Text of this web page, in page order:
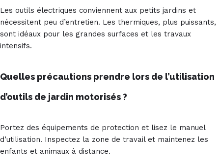
Les outils électriques conviennent aux petits jardins et
nécessitent peu d’entretien. Les thermiques, plus puissants,
sont idéaux pour les grandes surfaces et les travaux
intensifs.
Quelles précautions prendre lors de l’utilisation
d’outils de jardin motorisés ?
Portez des équipements de protection et lisez le manuel
d’utilisation. Inspectez la zone de travail et maintenez les
enfants et animaux à distance.